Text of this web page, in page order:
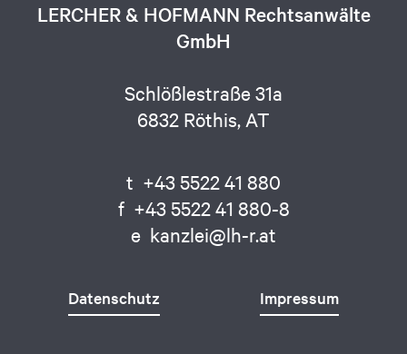
LERCHER & HOFMANN Rechtsanwälte
GmbH
Schlößlestraße 31a
6832 Röthis, AT
t +43 5522 41 880
f +43 5522 41 880-8
e kanzlei@lh-r.at
Datenschutz Impressum